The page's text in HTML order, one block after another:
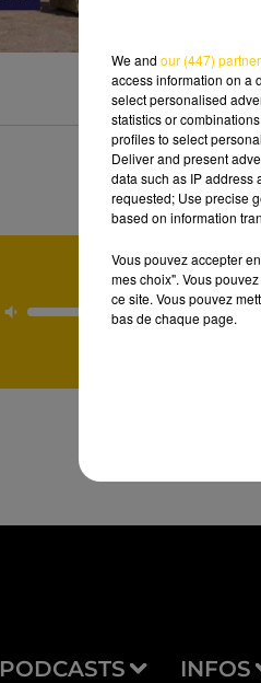
Ecran
BIOLAY
PODCASTS INFOS
We and our (447)
access information on a
select personalised
statistics or
profiles to select
Deliver and present
data such as IP address
requested; Use precise
based on information
Vous pouvez accepter
mes choix". Vous
ce site. Vous pouvez
bas de chaque page.